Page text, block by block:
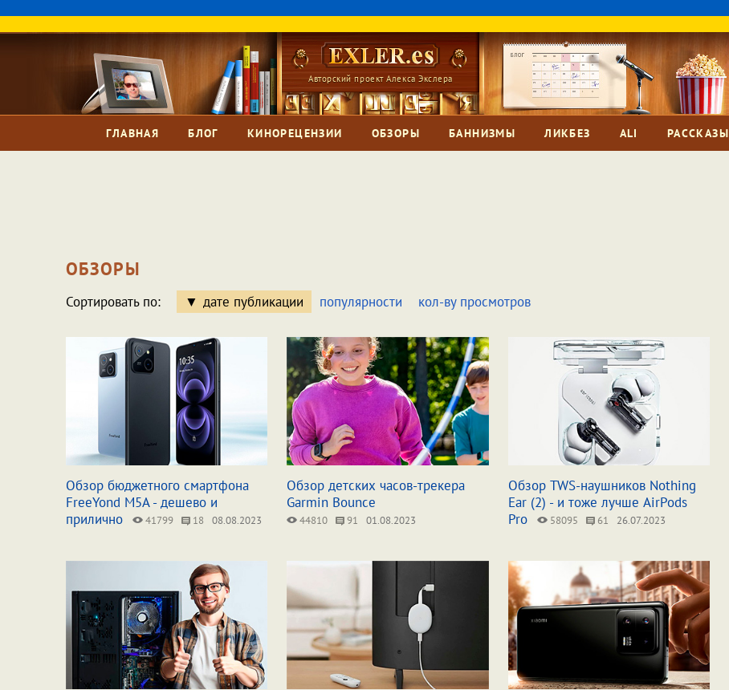
Авторский проект Алекса Экслера
ГЛАВНАЯ БЛОГ КИНОРЕЦЕНЗИИ ОБЗОРЫ БАННИЗМЫ ЛИКБЕЗ ALI РАССКАЗЫ
ОБЗОРЫ
Сортировать по: дате публикации популярности кол-ву просмотров
Обзор бюджетного смартфона
FreeYond M5A - дешево и
прилично
41799 18 08.08.2023
Обзор детских часов-трекера
Garmin Bounce
44810 91 01.08.2023
Обзор TWS-наушников Nothing
Ear (2) - и тоже лучше AirPods
Pro
58095 61 26.07.2023